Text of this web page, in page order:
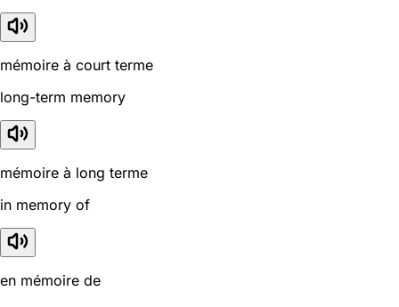
mémoire à court terme
long-term memory
mémoire à long terme
in memory of
en mémoire de